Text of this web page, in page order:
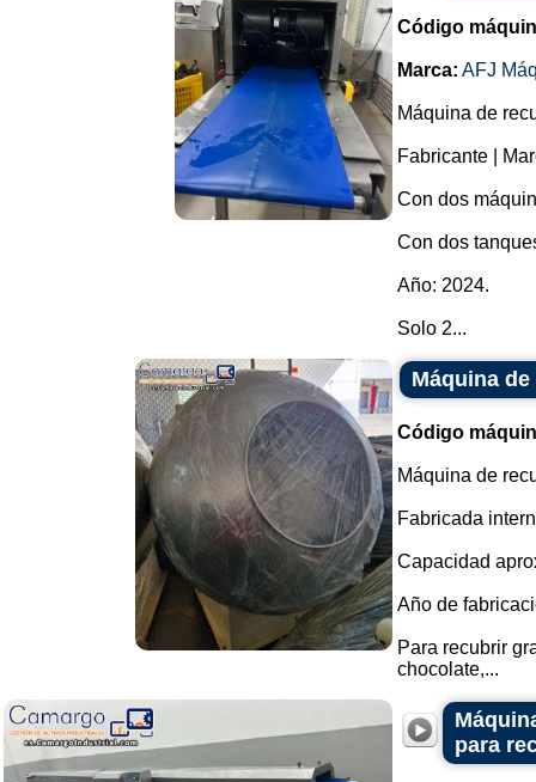
Código
Marca: AFJ
Máquina de
Fabricante |
Con dos
Con dos
Año: 2024.
Solo 2...
Máquina
Código
Máquina de
Fabricada
Capacidad
Año de
Para recubrir
chocolate,...
para